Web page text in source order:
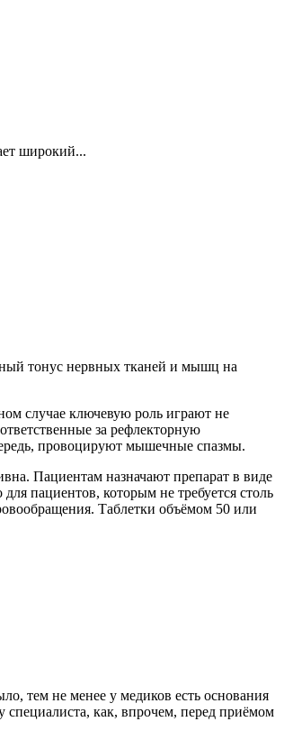
широкий...
тонус нервных тканей и мышц на
случае ключевую роль играют не
за рефлекторную
провоцируют мышечные спазмы.
Пациентам назначают препарат в виде
пациентов, которым не требуется столь
Таблетки объёмом 50 или
тем не менее у медиков есть основания
специалиста, как, впрочем, перед приёмом